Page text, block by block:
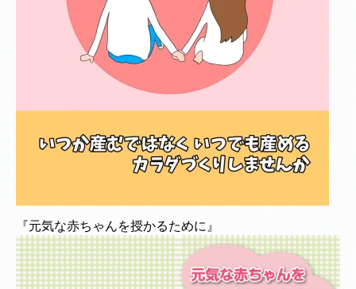
『元気な赤ちゃんを授かるために』